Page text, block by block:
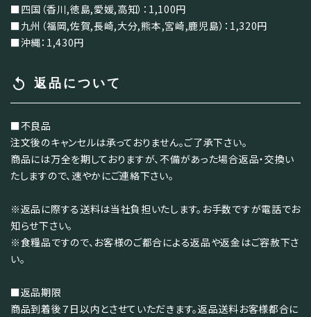
■四国（香川,徳島,愛媛,高知）：1,100円
■九州（福岡,佐賀,長崎,大分,熊本,宮崎,鹿児島）：1,320円
■沖縄：1,430円
replay 返品について
■不良品
注文後のキャンセルは承っておりません。ご了承下さい。
商品には万全を期しておりますが、不備があった場合返品・交換い
たしますので、速やかにご連絡下さい。
※返品に際する送料は当社負担いたします。お手数ですが電話でお
知らせ下さい。
※食糧品ですので、お客様のご都合による返品や返金はご容赦下さ
い。
■返品期限
商品到着後７日以内とさせていただきます。返品送料お客様都合に